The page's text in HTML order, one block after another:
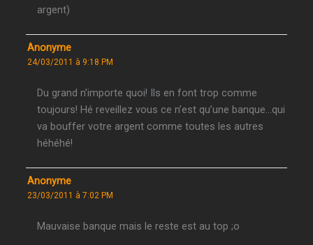
argent)
Anonyme
24/03/2011 à 9:18 PM
Du grand n’importe quoi! Ils en font trop comme
toujours! Hé reveillez vous ce n’est qu’une banque…qui
va bouffer votre argent comme toutes les autres
héhéhé!
Anonyme
23/03/2011 à 7:02 PM
Mauvaise banque mais le reste est au top ;o